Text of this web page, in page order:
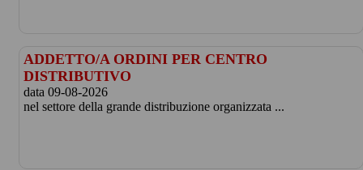
ADDETTO/A ORDINI PER CENTRO
DISTRIBUTIVO
data 09-08-2026
nel settore della grande distribuzione organizzata ...